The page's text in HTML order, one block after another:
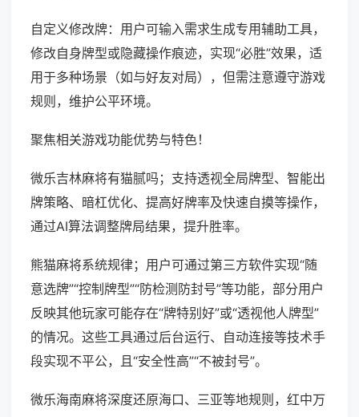
自定义修改牌：用户可输入需求生成专用辅助工具，
修改自身牌型或隐藏操作痕迹，实现“必胜”效果，适
用于多种场景（如与好友对局），但需注意遵守游戏
规则，维护公平环境。
聚焦相关游戏功能优势与特色！
微乐吉林麻将有猫腻吗；支持透视全局牌型、智能出
牌策略、暗杠优化、提高好牌率及快速自摸等操作，
通过AI算法调整牌局结果，提升胜率。
熊猫麻将系统规律；用户可通过第三方软件实现“随
意选牌”“控制牌型”“防检测防封号”等功能，部分用户
反映其他玩家可能存在“牌特别好”或“透视他人牌型”
的情况。这些工具通过后台运行、自动连接等技术手
段实现不平公，且“安全性高”“不被封号”。
微乐海南麻将深度还原海口、三亚等地规则，红中万